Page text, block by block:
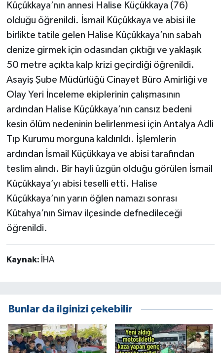
Küçükkaya’nın annesi Halise Küçükkaya (76)
olduğu öğrenildi. İsmail Küçükkaya ve abisi ile
birlikte tatile gelen Halise Küçükkaya’nın sabah
denize girmek için odasından çıktığı ve yaklaşık
50 metre açıkta kalp krizi geçirdiği öğrenildi.
Asayiş Şube Müdürlüğü Cinayet Büro Amirliği ve
Olay Yeri İnceleme ekiplerinin çalışmasının
ardından Halise Küçükkaya’nın cansız bedeni
kesin ölüm nedeninin belirlenmesi için Antalya Adli
Tıp Kurumu morguna kaldırıldı. İşlemlerin
ardından İsmail Küçükkaya ve abisi tarafından
teslim alındı. Bir hayli üzgün olduğu görülen İsmail
Küçükkaya’yı abisi teselli etti. Halise
Küçükkaya’nın yarın öğlen namazı sonrası
Kütahya’nın Simav ilçesinde defnedileceği
öğrenildi.
Kaynak: İHA
Bunlar da ilginizi çekebilir